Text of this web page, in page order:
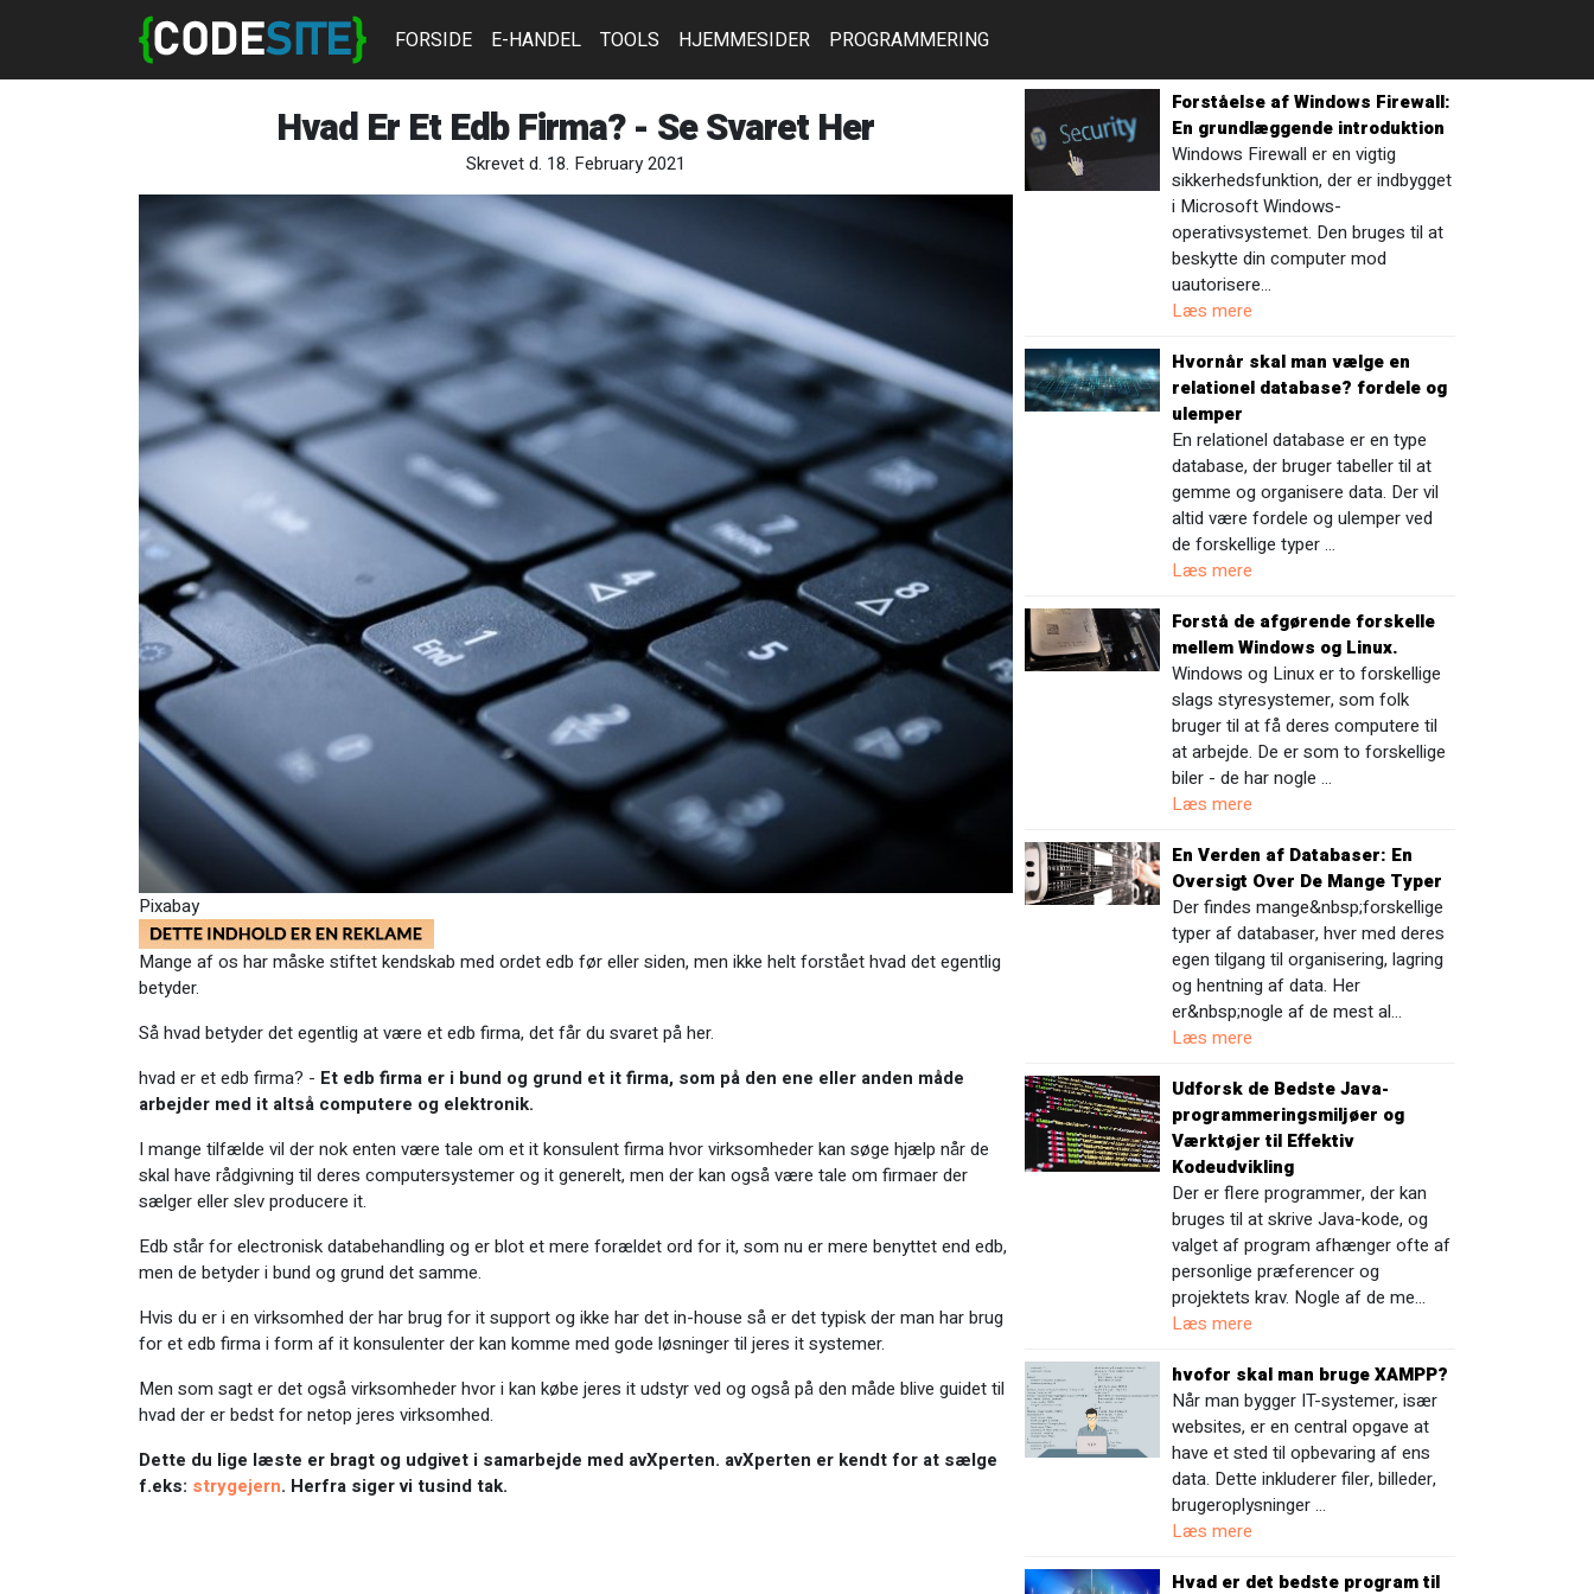
Hvad Er Et Edb Firma? - Se Svaret Her
Skrevet d. 18. February 2021
Pixabay
Mange af os har måske stiftet kendskab med ordet edb før eller siden, men ikke helt forstået hvad det egentlig
betyder.
Så hvad betyder det egentlig at være et edb firma, det får du svaret på her.
hvad er et edb firma? - Et edb firma er i bund og grund et it firma, som på den ene eller anden måde
arbejder med it altså computere og elektronik.
I mange tilfælde vil der nok enten være tale om et it konsulent firma hvor virksomheder kan søge hjælp når de
skal have rådgivning til deres computersystemer og it generelt, men der kan også være tale om firmaer der
sælger eller slev producere it.
Edb står for electronisk databehandling og er blot et mere forældet ord for it, som nu er mere benyttet end edb,
men de betyder i bund og grund det samme.
Hvis du er i en virksomhed der har brug for it support og ikke har det in-house så er det typisk der man har brug
for et edb firma i form af it konsulenter der kan komme med gode løsninger til jeres it systemer.
Men som sagt er det også virksomheder hvor i kan købe jeres it udstyr ved og også på den måde blive guidet til
hvad der er bedst for netop jeres virksomhed.
Dette du lige læste er bragt og udgivet i samarbejde med avXperten. avXperten er kendt for at sælge
f.eks: strygejern. Herfra siger vi tusind tak.
Forståelse af Windows Firewall:
En grundlæggende introduktion
Windows Firewall er en vigtig
sikkerhedsfunktion, der er indbygget
i Microsoft Windows-
operativsystemet. Den bruges til at
beskytte din computer mod
uautorisere…
Læs mere
Hvornår skal man vælge en
relationel database? fordele og
ulemper
En relationel database er en type
database, der bruger tabeller til at
gemme og organisere data. Der vil
altid være fordele og ulemper ved
de forskellige typer …
Læs mere
Forstå de afgørende forskelle
mellem Windows og Linux.
Windows og Linux er to forskellige
slags styresystemer, som folk
bruger til at få deres computere til
at arbejde. De er som to forskellige
biler - de har nogle …
Læs mere
En Verden af Databaser: En
Oversigt Over De Mange Typer
Der findes mange&nbsp;forskellige
typer af databaser, hver med deres
egen tilgang til organisering, lagring
og hentning af data. Her
er&nbsp;nogle af de mest al…
Læs mere
Udforsk de Bedste Java-
programmeringsmiljøer og
Værktøjer til Effektiv
Kodeudvikling
Der er flere programmer, der kan
bruges til at skrive Java-kode, og
valget af program afhænger ofte af
personlige præferencer og
projektets krav. Nogle af de me…
Læs mere
hvofor skal man bruge XAMPP?
Når man bygger IT-systemer, især
websites, er en central opgave at
have et sted til opbevaring af ens
data. Dette inkluderer filer, billeder,
brugeroplysninger …
Læs mere
Hvad er det bedste program til
FORSIDE E-HANDEL TOOLS HJEMMESIDER PROGRAMMERING